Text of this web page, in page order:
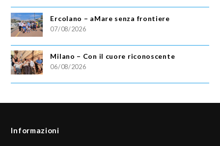
Ercolano – aMare senza frontiere
07/08/2026
Milano – Con il cuore riconoscente
06/08/2026
Informazioni